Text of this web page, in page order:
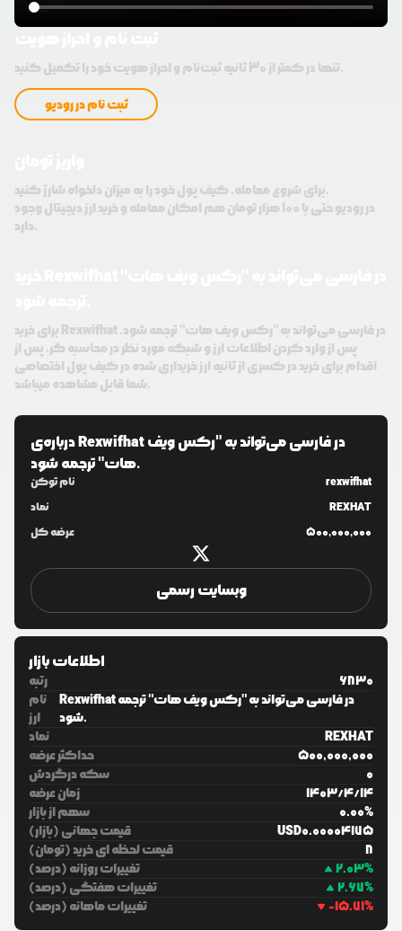
تنها در کمتر از 30 ثانیه ثبت‌نام و احراز هویت خود را تکمیل کنید.
ثبت نام در رودیو
برای شروع معامله، کیف پول خود را به میزان دلخواه شارژ کنید.
در رودیو حتی با 100 هزار تومان هم امکان معامله و خرید ارز دیجیتال وجود
دارد.
برای خرید Rexwifhat در فارسی می‌تواند به "رکس ویف هات" ترجمه شود.
پس از وارد کردن اطلاعات ارز و شبکه مورد نظر در محاسبه گر، پس از
اقدام برای خرید در کسری از ثانیه ارز خریداری شده در کیف پول اختصاصی
شما قابل مشاهده میباشد.
Rexwifhat در فارسی می‌تواند به "رکس ویف
هات" ترجمه شود.
نام توکن
rexwifhat
نماد
REXHAT
عرضه کل
500,000,000
وبسایت رسمی
اطلاعات بازار
رتبه
6830
نام
ارز
Rexwifhat در فارسی می‌تواند به "رکس ویف هات" ترجمه
شود.
نماد
REXHAT
حداکثر عرضه
500,000,000
سکه درگردش
0
زمان عرضه
1403/4/14
سهم از بازار
0.00%
قیمت جهانی (بازار)
USD0.00004175
قیمت لحظه ای خرید (تومان)
8
تغییرات روزانه (درصد)
2.03%
تغییرات هفتگی (درصد)
2.67%
تغییرات ماهانه (درصد)
-15.71%